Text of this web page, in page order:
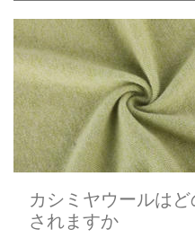
カシミヤウールは
されますか